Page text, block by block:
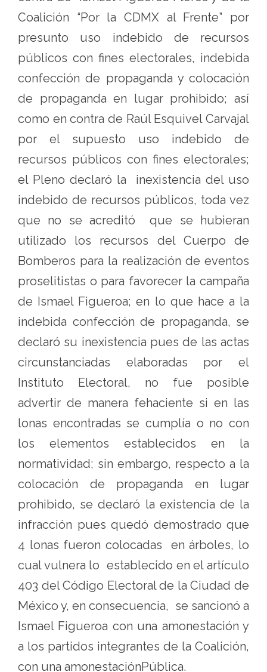
Coalición “Por la CDMX al Frente” por
presunto uso indebido de recursos
públicos con fines electorales, indebida
confección de propaganda y colocación
de propaganda en lugar prohibido; así
como en contra de Raúl Esquivel Carvajal
por el supuesto uso indebido de
recursos públicos con fines electorales;
el Pleno declaró la inexistencia del uso
indebido de recursos públicos, toda vez
que no se acreditó que se hubieran
utilizado los recursos del Cuerpo de
Bomberos para la realización de eventos
proselitistas o para favorecer la campaña
de Ismael Figueroa; en lo que hace a la
indebida confección de propaganda, se
declaró su inexistencia pues de las actas
circunstanciadas elaboradas por el
Instituto Electoral, no fue posible
advertir de manera fehaciente si en las
lonas encontradas se cumplía o no con
los elementos establecidos en la
normatividad; sin embargo, respecto a la
colocación de propaganda en lugar
prohibido, se declaró la existencia de la
infracción pues quedó demostrado que
4 lonas fueron colocadas en árboles, lo
cual vulnera lo establecido en el artículo
403 del Código Electoral de la Ciudad de
México y, en consecuencia, se sancionó a
Ismael Figueroa con una amonestación y
a los partidos integrantes de la Coalición,
con una amonestaciónPública.